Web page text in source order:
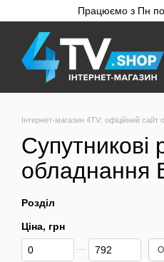
Перейти до основного контенту
Працюємо з Пн по
Інтернет-магазин 4TV: офіційний сайт
обладнання
Розділ
Ціна, грн
Від Ціна, грн
До Ціна, грн